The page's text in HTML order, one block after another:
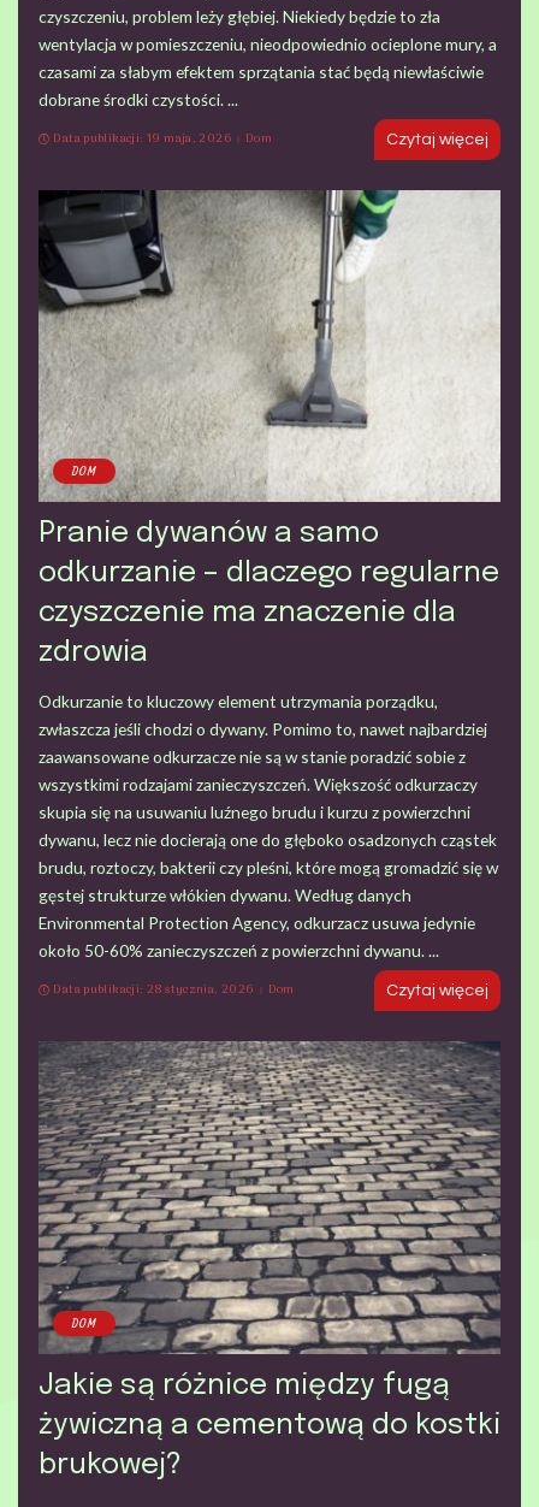
czyszczeniu, problem leży głębiej. Niekiedy będzie to zła
wentylacja w pomieszczeniu, nieodpowiednio ocieplone mury, a
czasami za słabym efektem sprzątania stać będą niewłaściwie
dobrane środki czystości. ...
Data publikacji: 19 maja, 2026
Dom Czytaj więcej
DOM
Pranie dywanów a samo
odkurzanie – dlaczego regularne
czyszczenie ma znaczenie dla
zdrowia
Odkurzanie to kluczowy element utrzymania porządku,
zwłaszcza jeśli chodzi o dywany. Pomimo to, nawet najbardziej
zaawansowane odkurzacze nie są w stanie poradzić sobie z
wszystkimi rodzajami zanieczyszczeń. Większość odkurzaczy
skupia się na usuwaniu luźnego brudu i kurzu z powierzchni
dywanu, lecz nie docierają one do głęboko osadzonych cząstek
brudu, roztoczy, bakterii czy pleśni, które mogą gromadzić się w
gęstej strukturze włókien dywanu. Według danych
Environmental Protection Agency, odkurzacz usuwa jedynie
około 50-60% zanieczyszczeń z powierzchni dywanu. ...
Data publikacji: 28 stycznia, 2026
Dom Czytaj więcej
DOM
Jakie są różnice między fugą
żywiczną a cementową do kostki
brukowej?